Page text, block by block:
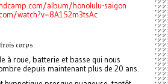
album/honolulu-saigon
watch?v=8A1S2m3tsAc
𝔠𝔬𝔯𝔭𝔰
à roue, batterie et basse qui nous
depuis maintenant plus de 20 ans.